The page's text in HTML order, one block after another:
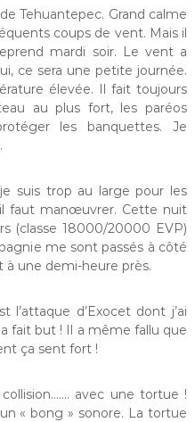
Tehuantepec. Grand calme
coups de vent. Mais il
mardi soir. Le vent a
ce sera une petite journée.
élevée. Il fait toujours
au plus fort, les paréos
les banquettes. Je
suis trop au large pour les
faut manœuvrer. Cette nuit
(classe 18000/20000 EVP)
me sont passés à côté
à une demi-heure près.
l’attaque d’Exocet dont j’ai
fait but ! Il a même fallu que
ça sent fort !
avec une tortue !
un « bong » sonore. La tortue